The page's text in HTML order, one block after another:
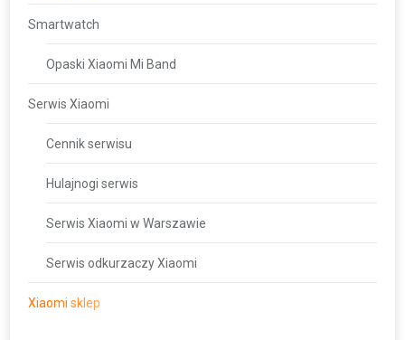
Smartwatch
Opaski Xiaomi Mi Band
Serwis Xiaomi
Cennik serwisu
Hulajnogi serwis
Serwis Xiaomi w Warszawie
Serwis odkurzaczy Xiaomi
Xiaomi sklep